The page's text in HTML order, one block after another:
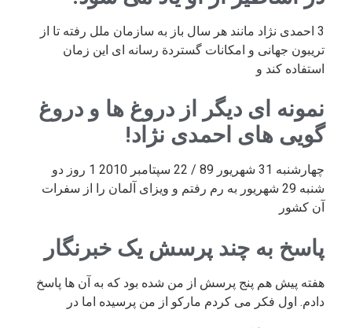
3 احمدی نژاد مانند هر سال باز به سازمان ملل رفته تا از
تریبون جهانی و امکانات گستردة رسانه ای این زمان
استفاده کند و
نمونه ای دیگر از دروغ ها و دروغ
گویی های احمدی نژاد!
چهارشنبه 31 شهریور 89 / 22 سپتامبر 2010 1 روز دو
شنبه 29 شهریور به رم رفتم و ویزای آلمان را از سفرات
آن کشور
پاسخ به چند پرسش یک خبرنگار
هفته پیش هم پنج پرسش از من شده بود که به آن ها پاسخ
دادم. اول فکر می کردم مارکو از من پرسیده اما در